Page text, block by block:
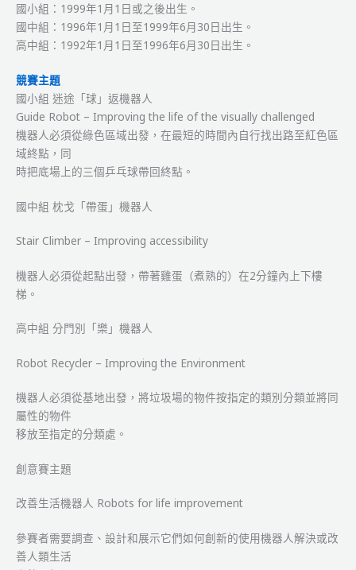
國小組：1999年1月1日或之後出生。
國中組：1996年1月1日至1999年6月30日出生。
高中組：1992年1月1日至1996年6月30日出生。
競賽主題
國小組 迷途「球」返機器人
Guide Robot – Improving the life of the visually challenged
機器人必須從綠色區域出發，在最短的時間內自行找出路至紅色區
域終點，同
時把底場上的三個乒乓球帶回終點。
國中組 枕戈「帶蛋」機器人
Stair Climber – Improving accessibility
機器人必須從起點出發，帶著雞蛋（煮熟的）在2分鐘內上下樓
梯。
高中組 分門別「樂」機器人
Robot Recycler – Improving the Environment
機器人必須從基地出發，將垃圾場的物件按指定的類別分類並將同
屬性的物件
移放至指定的分類處。
創意賽主題
改善生活機器人 Robots for life improvement
參賽者需要調查、設計和展示它們如何創新的使用機器人解決或改
善人類生活